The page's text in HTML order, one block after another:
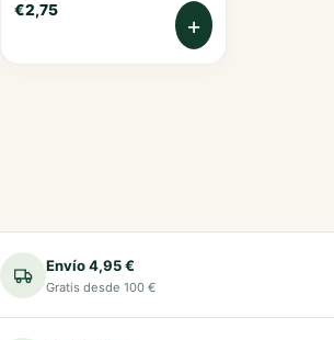
€2,75
+
Envío 4,95 €
Gratis desde 100 €